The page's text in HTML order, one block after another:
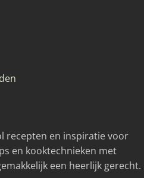
recepten en inspiratie voor
en kooktechnieken met
een heerlijk gerecht.